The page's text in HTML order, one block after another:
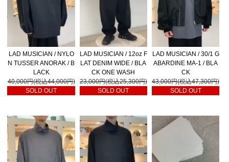
LAD MUSICIAN / NYLO
N TUSSER ANORAK / B
LACK
40,000円(税込44,000円)
SOLD OUT
LAD MUSICIAN / 12oz F
LAT DENIM WIDE / BLA
CK ONE WASH
23,000円(税込25,300円)
SOLD OUT
LAD MUSICIAN / 30/1 G
ABARDINE MA-1 / BLA
CK
43,000円(税込47,300円)
SOLD OUT